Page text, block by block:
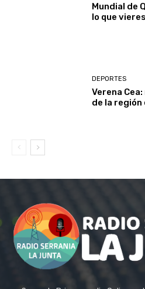
Mundial de
lo que
DEPORTES
Verena
de la